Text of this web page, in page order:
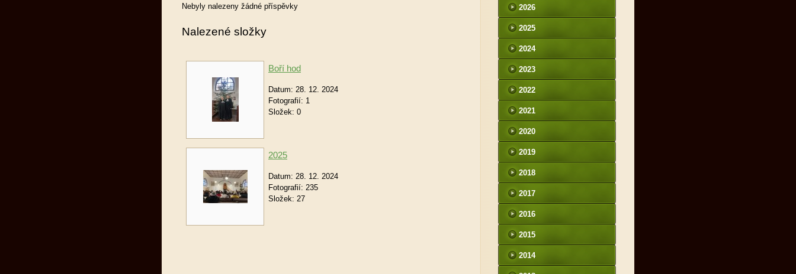
Nebyly nalezeny žádné příspěvky
Nalezené složky
Boří hod
Datum: 28. 12. 2024
Fotografií: 1
Složek: 0
2025
Datum: 28. 12. 2024
Fotografií: 235
Složek: 27
2026
2025
2024
2023
2022
2021
2020
2019
2018
2017
2016
2015
2014